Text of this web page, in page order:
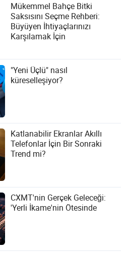
Mükemmel Bahçe Bitki
Saksısını Seçme Rehberi:
Büyüyen İhtiyaçlarınızı
Karşılamak İçin
"Yeni Üçlü" nasıl
küreselleşiyor?
Katlanabilir Ekranlar Akıllı
Telefonlar İçin Bir Sonraki
Trend mi?
CXMT'nin Gerçek Geleceği:
'Yerli İkame'nin Ötesinde